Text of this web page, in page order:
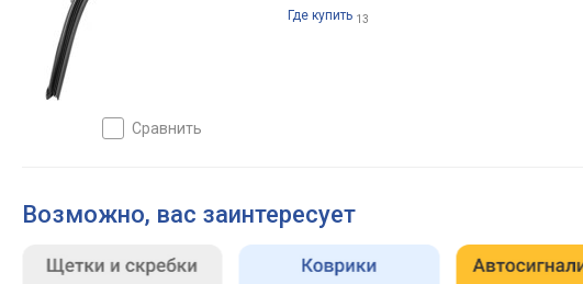
сравнить
Где купить 13
Возможно, вас заинтересует